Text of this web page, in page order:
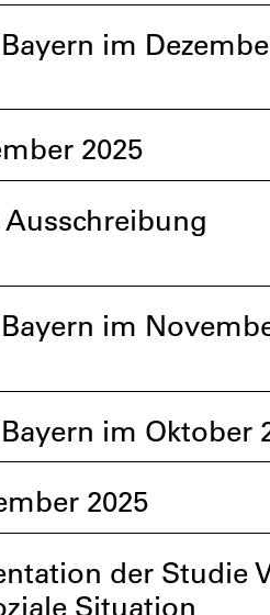
im
2025­
im
im Oktober
2025
der Studie
Situation